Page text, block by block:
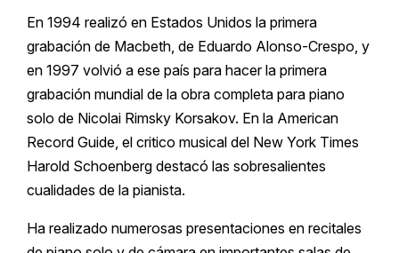
En 1994 realizó en Estados Unidos la primera
grabación de Macbeth, de Eduardo Alonso-Crespo, y
en 1997 volvió a ese país para hacer la primera
grabación mundial de la obra completa para piano
solo de Nicolai Rimsky Korsakov. En la American
Record Guide, el critico musical del New York Times
Harold Schoenberg destacó las sobresalientes
cualidades de la pianista.
Ha realizado numerosas presentaciones en recitales